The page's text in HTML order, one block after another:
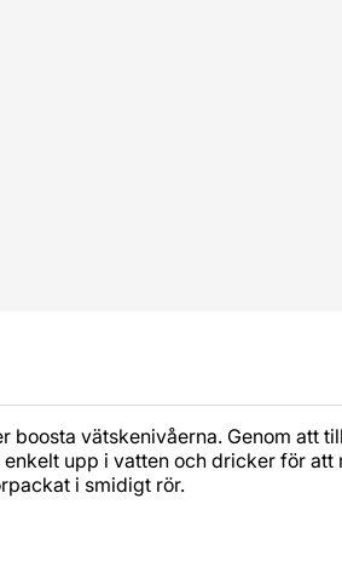
vätskenivåerna. Genom att
upp i vatten och dricker för
i smidigt rör.